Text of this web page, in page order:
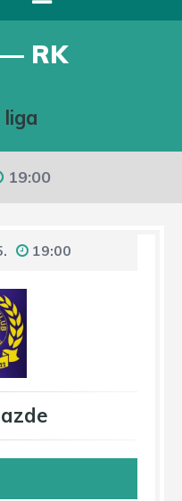
— RK
19:00
19:00